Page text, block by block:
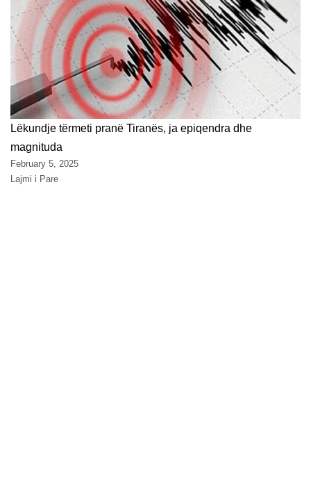
Lëkundje tërmeti pranë Tiranës, ja epiqendra dhe
magnituda
February 5, 2025
Lajmi i Pare